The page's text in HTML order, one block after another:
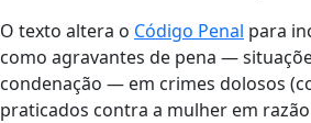
O texto altera o Código Penal para
como agravantes de pena —
condenação — em crimes dolosos
praticados contra a mulher em